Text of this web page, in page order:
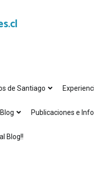
de Santiago
Publicaciones e
Blog!!